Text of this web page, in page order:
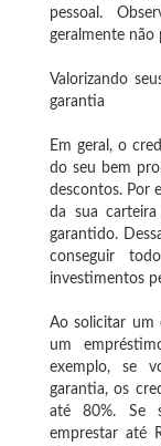
pessoal.
geralmente não
Valorizando
garantia
Em geral, o
do seu bem
descontos. Por
da sua
garantido.
conseguir
investimentos
Ao solicitar um
um
exemplo, se
garantia, os
até 80%. Se
emprestar até